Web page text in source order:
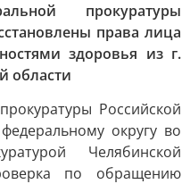
прокуратуры
права лица
здоровья из г.
области
Российской
округу во
Челябинской
по обращению